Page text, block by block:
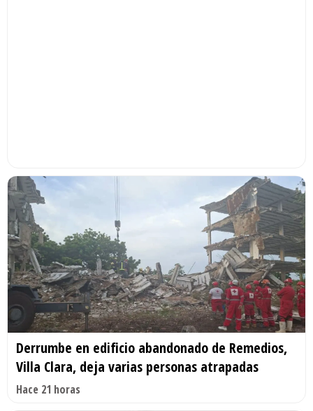
Derrumbe en edificio abandonado de Remedios,
Villa Clara, deja varias personas atrapadas
Hace 21 horas